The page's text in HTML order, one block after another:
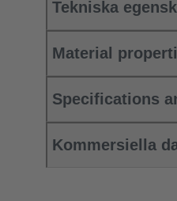
Tekniska
Material
Specifications
Kommersiella